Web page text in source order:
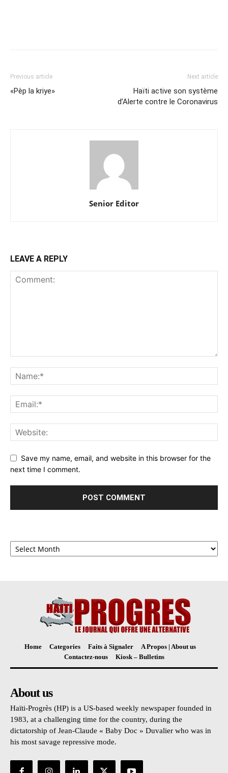
Previous article
«Pèp la kriye»
Next article
Haïti active son système
d’Alerte contre le Coronavirus
Senior Editor
LEAVE A REPLY
Save my name, email, and website in this browser for the
next time I comment.
Archives
Home Categories Faits à Signaler
A Propos | About us
Contactez-nous
Kiosk – Bulletins
About us
Haïti-Progrès (HP) is a US-based weekly newspaper founded in
1983, at a challenging time for the country, during the
dictatorship of Jean-Claude « Baby Doc » Duvalier who was in
his most savage repressive mode.